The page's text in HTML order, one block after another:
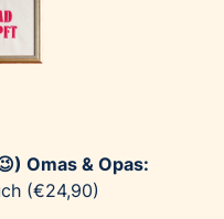
Omas & Opas:
(€24,90)